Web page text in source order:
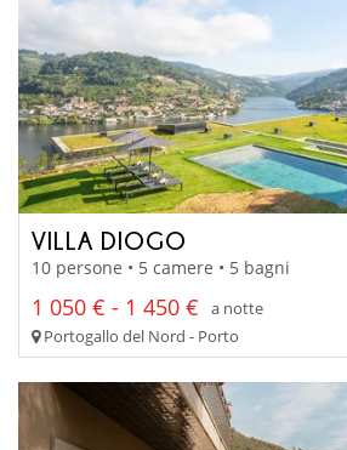
VILLA DIOGO
10 persone • 5 camere • 5 bagni
1 050 € - 1 450 €
a notte
Portogallo del Nord - Porto